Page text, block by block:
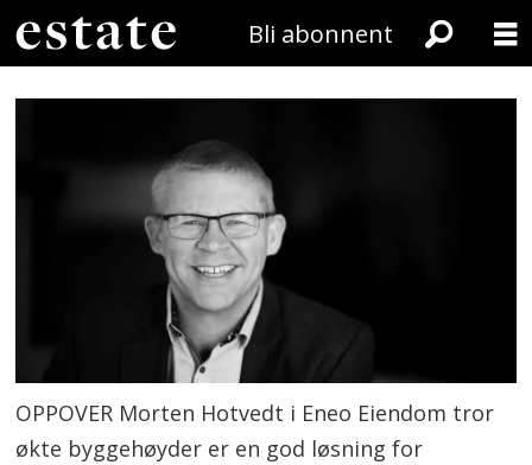
Bli abonnent
OPPOVER Morten Hotvedt i Eneo Eiendom tror
økte byggehøyder er en god løsning for